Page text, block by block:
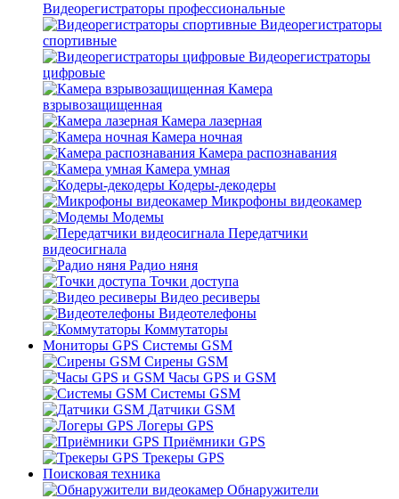
Видеорегистраторы профессиональные
Видеорегистраторы
спортивные
Видеорегистраторы
цифровые
Камера
взрывозащищенная
Камера лазерная
Камера ночная
Камера распознавания
Камера умная
Кодеры-декодеры
Микрофоны видеокамер
Модемы
Передатчики
видеосигнала
Радио няня
Точки доступа
Видео ресиверы
Видеотелефоны
Коммутаторы
Мониторы GPS Системы GSM
Сирены GSM
Часы GPS и GSM
Системы GSM
Датчики GSM
Логеры GPS
Приёмники GPS
Трекеры GPS
Поисковая техника
Обнаружители